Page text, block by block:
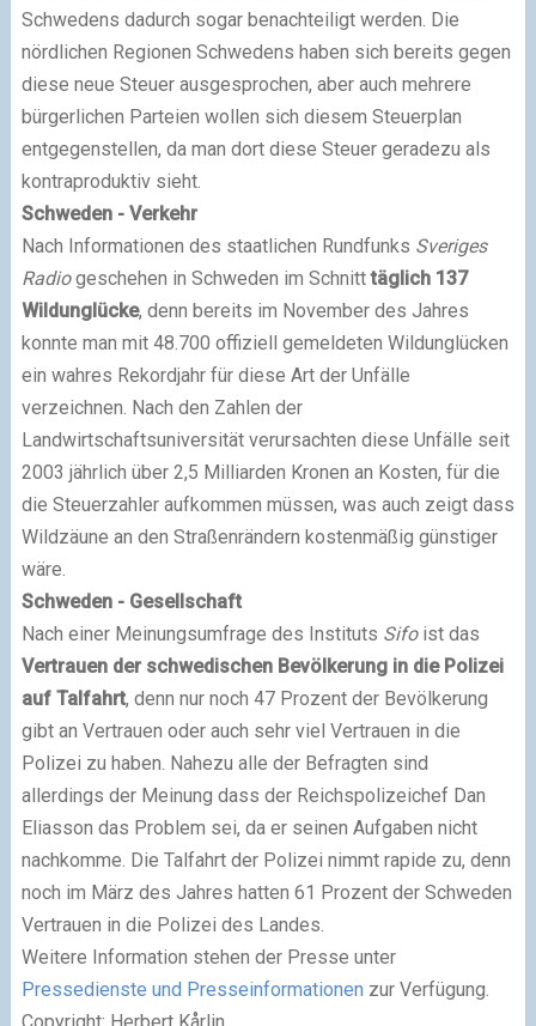
Schwedens dadurch sogar benachteiligt werden. Die
nördlichen Regionen Schwedens haben sich bereits gegen
diese neue Steuer ausgesprochen, aber auch mehrere
bürgerlichen Parteien wollen sich diesem Steuerplan
entgegenstellen, da man dort diese Steuer geradezu als
kontraproduktiv sieht.
Schweden - Verkehr
Nach Informationen des staatlichen Rundfunks Sveriges
Radiogeschehen in Schweden im Schnitttäglich 137
Wildunglücke, denn bereits im November des Jahres
konnte man mit 48.700 offiziell gemeldeten Wildunglücken
ein wahres Rekordjahr für diese Art der Unfälle
verzeichnen. Nach den Zahlen der
Landwirtschaftsuniversität verursachten diese Unfälle seit
2003 jährlich über 2,5 Milliarden Kronen an Kosten, für die
die Steuerzahler aufkommen müssen, was auch zeigt dass
Wildzäune an den Straßenrändern kostenmäßig günstiger
wäre.
Schweden - Gesellschaft
Nach einer Meinungsumfrage des Instituts Sifoist das
Vertrauen der schwedischen Bevölkerung in die Polizei
auf Talfahrt, denn nur noch 47 Prozent der Bevölkerung
gibt an Vertrauen oder auch sehr viel Vertrauen in die
Polizei zu haben. Nahezu alle der Befragten sind
allerdings der Meinung dass der Reichspolizeichef Dan
Eliasson das Problem sei, da er seinen Aufgaben nicht
nachkomme. Die Talfahrt der Polizei nimmt rapide zu, denn
noch im März des Jahres hatten 61 Prozent der Schweden
Vertrauen in die Polizei des Landes.
Weitere Information stehen der Presse unter
Pressedienste und Presseinformationen zur Verfügung.